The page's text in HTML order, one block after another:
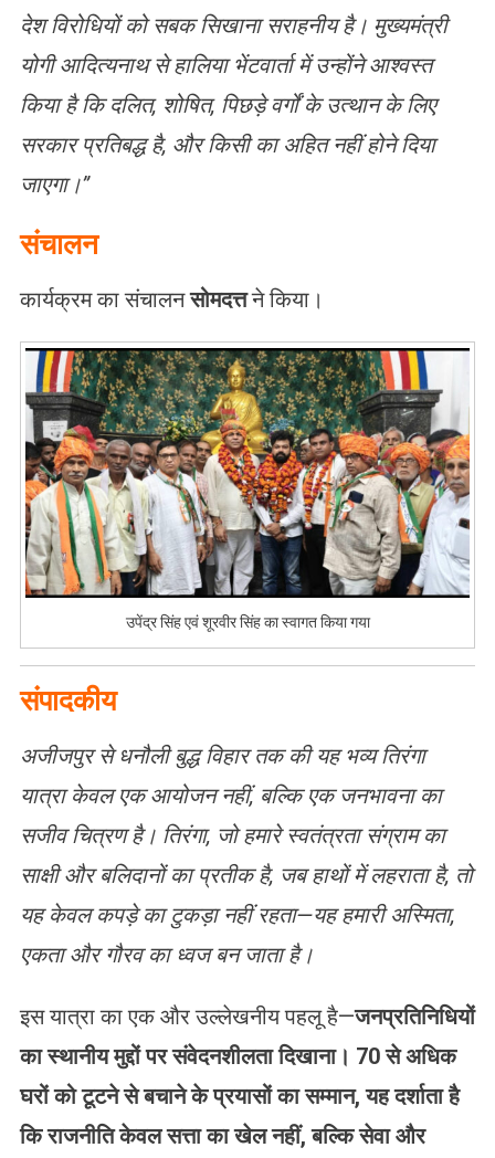
देश विरोधियों को सबक सिखाना सराहनीय है। मुख्यमंत्री
योगी आदित्यनाथ से हालिया भेंटवार्ता में उन्होंने आश्वस्त
किया है कि दलित, शोषित, पिछड़े वर्गों के उत्थान के लिए
सरकार प्रतिबद्ध है, और किसी का अहित नहीं होने दिया
जाएगा।”
संचालन
कार्यक्रम का संचालनसोमदत्तने किया।
उपेंद्र सिंह एवं शूरवीर सिंह का स्वागत किया गया
संपादकीय
अजीजपुर से धनौली बुद्ध विहार तक की यह भव्य तिरंगा
यात्रा केवल एक आयोजन नहीं, बल्कि एक जनभावना का
सजीव चित्रण है। तिरंगा, जो हमारे स्वतंत्रता संग्राम का
साक्षी और बलिदानों का प्रतीक है, जब हाथों में लहराता है, तो
यह केवल कपड़े का टुकड़ा नहीं रहता—यह हमारी अस्मिता,
एकता और गौरव का ध्वज बन जाता है।
इस यात्रा का एक और उल्लेखनीय पहलू है—जनप्रतिनिधियों
का स्थानीय मुद्दों पर संवेदनशीलता दिखाना। 70 से अधिक
घरों को टूटने से बचाने के प्रयासों का सम्मान, यह दर्शाता है
कि राजनीति केवल सत्ता का खेल नहीं, बल्कि सेवा और